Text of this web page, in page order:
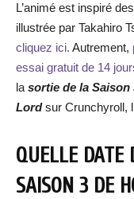
L’animé est inspiré
illustrée par Takahiro
cliquez ici. Autrement,
essai gratuit de 14
la sortie de la Saison
Lordsur Crunchyroll,
QUELLE DATE
SAISON 3 DE